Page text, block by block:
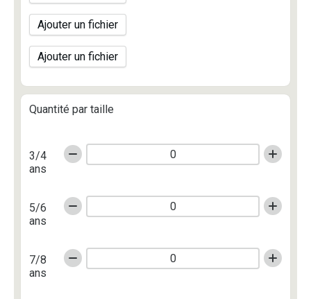
Ajouter un fichier
Ajouter un fichier
Quantité par taille
3/4
ans
5/6
ans
7/8
ans